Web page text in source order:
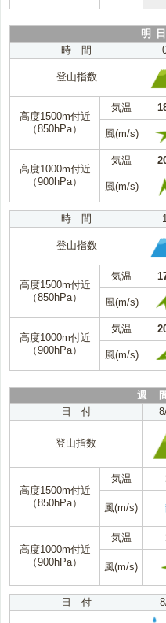
明
時 間
登山指数
高度1500m付近
（850hPa）
気温
風(m/s)
高度1000m付近
（900hPa）
気温
風(m/s)
時 間
登山指数
高度1500m付近
（850hPa）
気温
風(m/s)
高度1000m付近
（900hPa）
気温
風(m/s)
週
日 付
登山指数
高度1500m付近
（850hPa）
気温
風(m/s)
高度1000m付近
（900hPa）
気温
風(m/s)
日 付